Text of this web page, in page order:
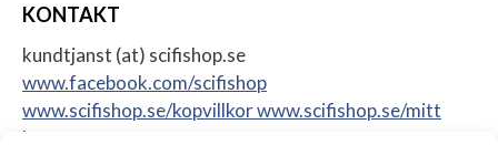
KONTAKT
kundtjanst (at) scifishop.se
www.facebook.com/scifishop
www.scifishop.se/kopvillkorwww.scifishop.se/mitt
konto